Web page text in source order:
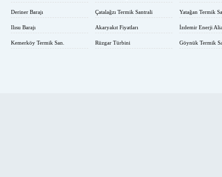
Deriner Barajı Çatalağzı Termik Santrali Yatağan Termik
Ilısu Barajı Akaryakıt Fiyatları İzdemir Enerji
Kemerköy Termik San. Rüzgar Türbini Göynük Termik